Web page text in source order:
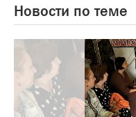
Новости по теме